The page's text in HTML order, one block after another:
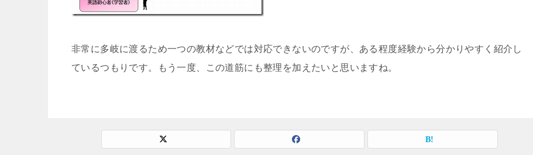
非常に多岐に渡るため一つの教材などでは対応できないのですが、ある程度経験から分かりやすく紹介し
ているつもりです。もう一度、この道筋にも整理を加えたいと思いますね。